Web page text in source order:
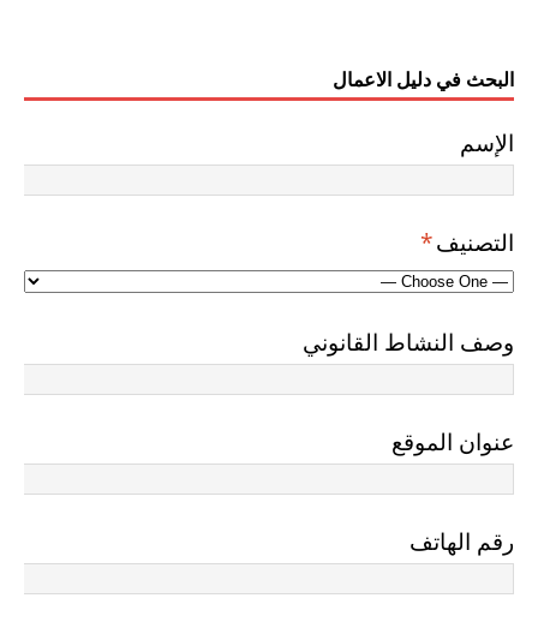
البحث في دليل الاعمال
الإسم
التصنيف*
وصف النشاط القانوني
عنوان الموقع
رقم الهاتف